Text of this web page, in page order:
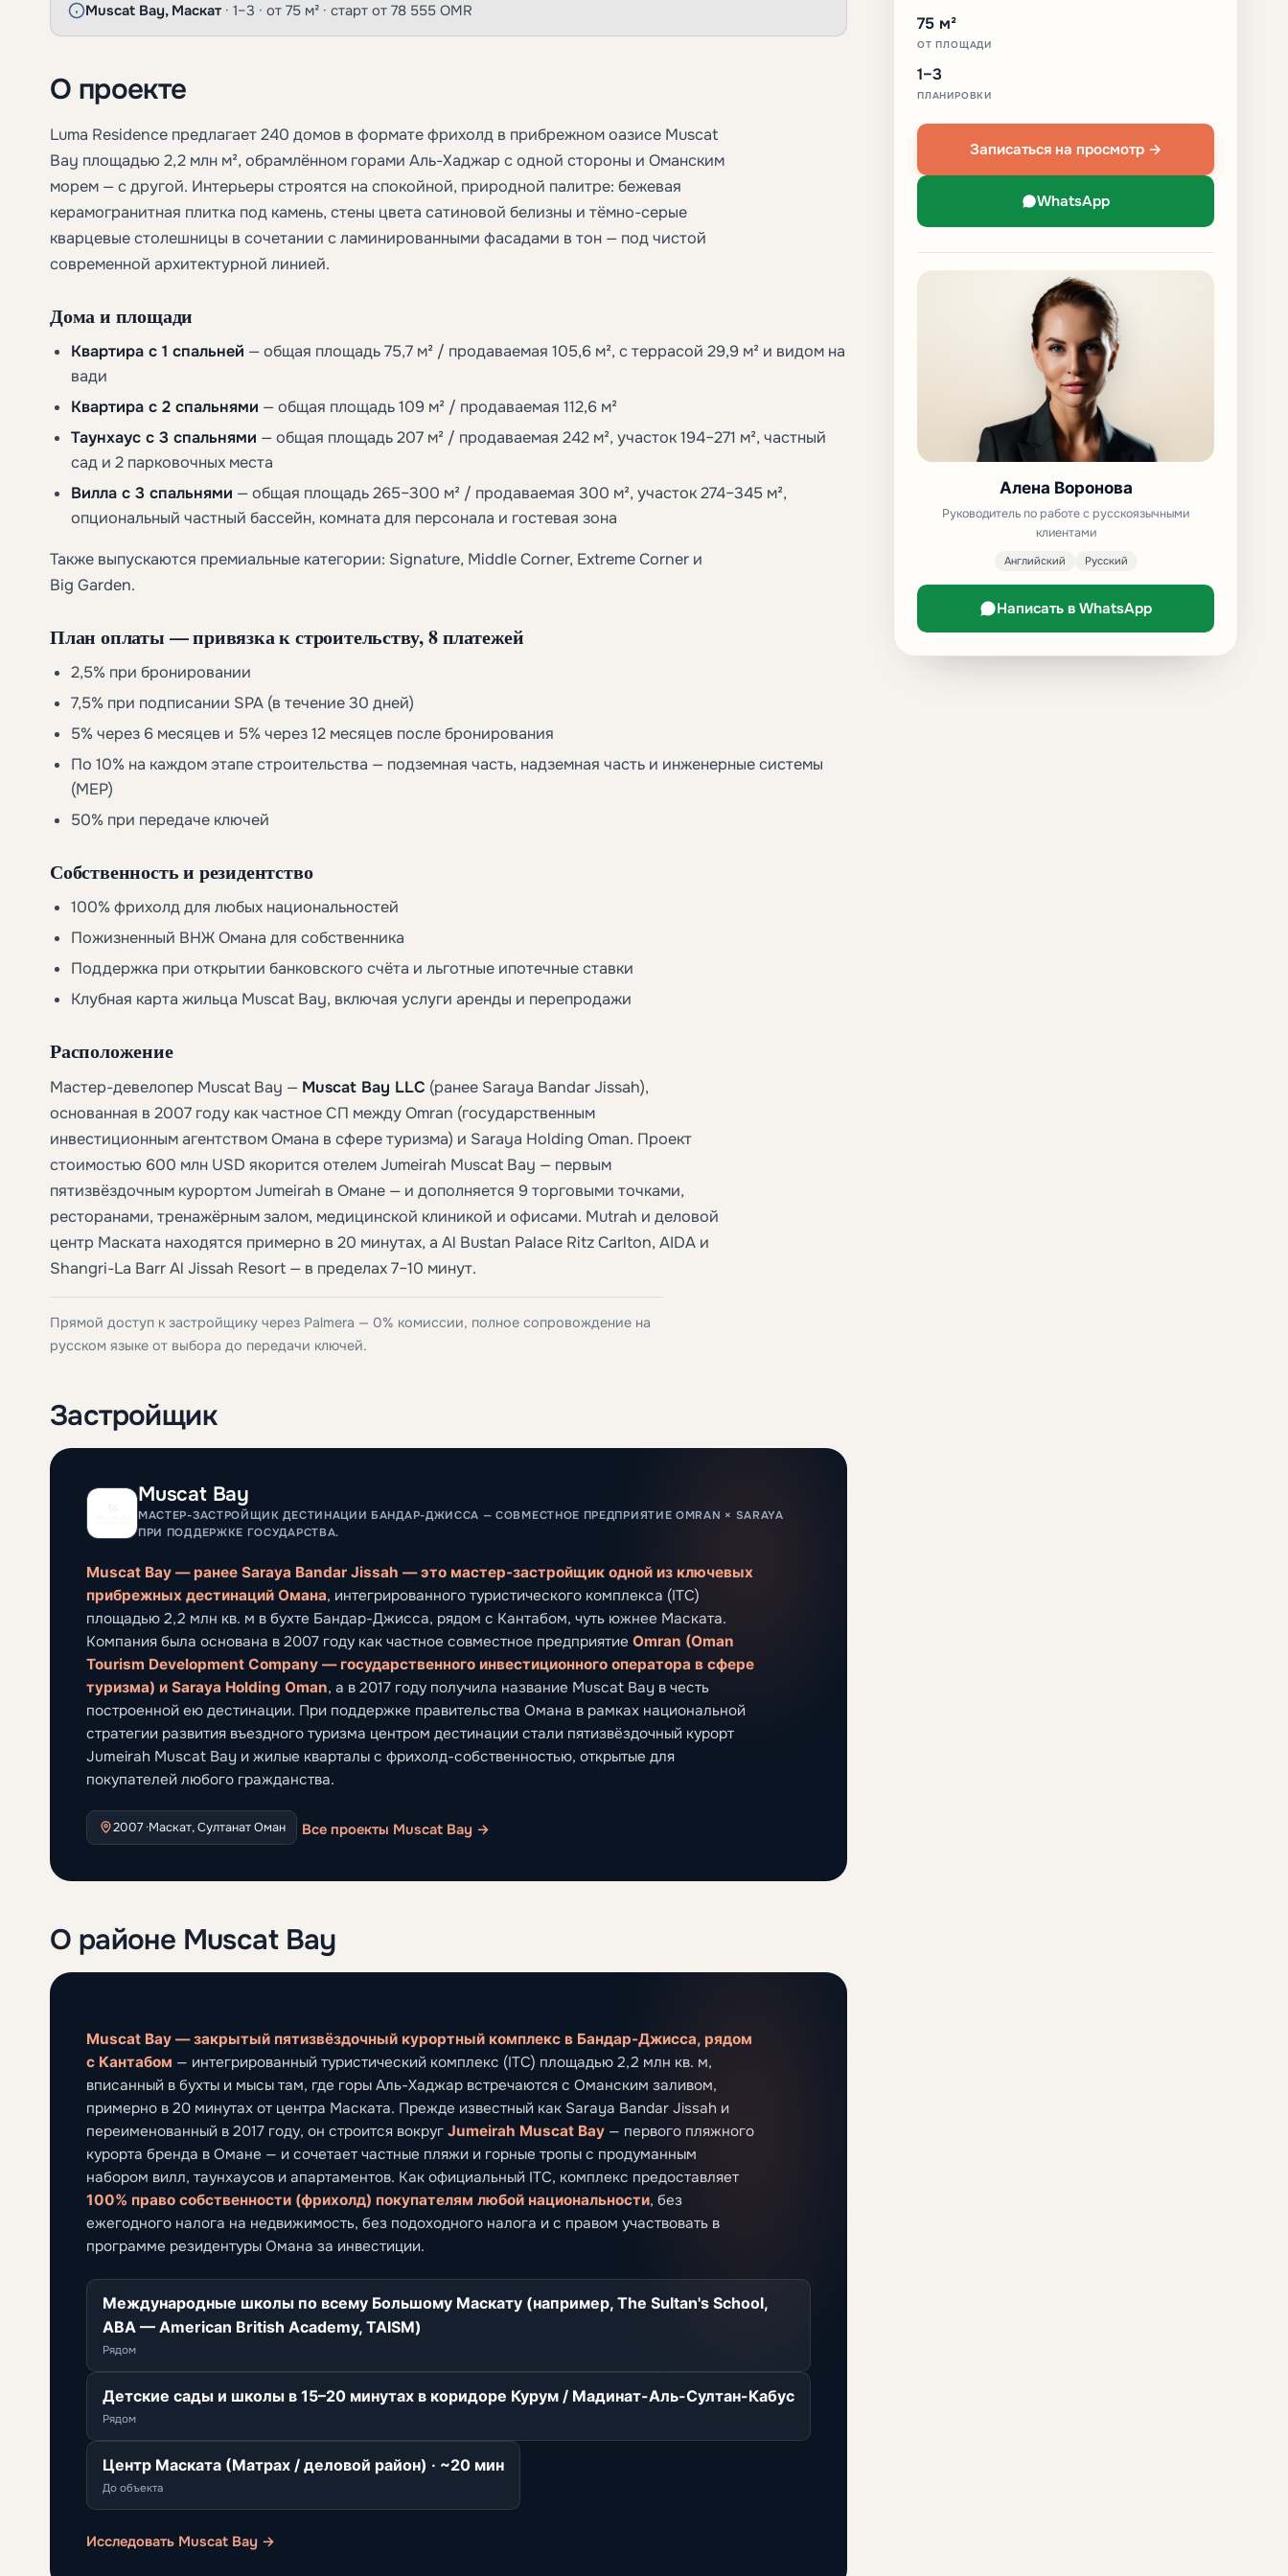
Muscat Bay, Маскат · 1–3 · от 75 м² · старт от 78 555 OMR
О проекте
Luma Residence предлагает 240 домов в формате фрихолд в прибрежном оазисе Muscat
Bay площадью 2,2 млн м², обрамлённом горами Аль-Хаджар с одной стороны и Оманским
морем — с другой. Интерьеры строятся на спокойной, природной палитре: бежевая
керамогранитная плитка под камень, стены цвета сатиновой белизны и тёмно-серые
кварцевые столешницы в сочетании с ламинированными фасадами в тон — под чистой
современной архитектурной линией.
Дома и площади
Квартира с 1 спальней — общая площадь 75,7 м² / продаваемая 105,6 м², с террасой 29,9 м² и видом на
вади
Квартира с 2 спальнями — общая площадь 109 м² / продаваемая 112,6 м²
Таунхаус с 3 спальнями — общая площадь 207 м² / продаваемая 242 м², участок 194–271 м², частный
сад и 2 парковочных места
Вилла с 3 спальнями — общая площадь 265–300 м² / продаваемая 300 м², участок 274–345 м²,
опциональный частный бассейн, комната для персонала и гостевая зона
Также выпускаются премиальные категории: Signature, Middle Corner, Extreme Corner и
Big Garden.
План оплаты — привязка к строительству, 8 платежей
2,5% при бронировании
7,5% при подписании SPA (в течение 30 дней)
5% через 6 месяцев и 5% через 12 месяцев после бронирования
По 10% на каждом этапе строительства — подземная часть, надземная часть и инженерные системы
(MEP)
50% при передаче ключей
Собственность и резидентство
100% фрихолд для любых национальностей
Пожизненный ВНЖ Омана для собственника
Поддержка при открытии банковского счёта и льготные ипотечные ставки
Клубная карта жильца Muscat Bay, включая услуги аренды и перепродажи
Расположение
Мастер-девелопер Muscat Bay — Muscat Bay LLC (ранее Saraya Bandar Jissah),
основанная в 2007 году как частное СП между Omran (государственным
инвестиционным агентством Омана в сфере туризма) и Saraya Holding Oman. Проект
стоимостью 600 млн USD якорится отелем Jumeirah Muscat Bay — первым
пятизвёздочным курортом Jumeirah в Омане — и дополняется 9 торговыми точками,
ресторанами, тренажёрным залом, медицинской клиникой и офисами. Mutrah и деловой
центр Маската находятся примерно в 20 минутах, а Al Bustan Palace Ritz Carlton, AIDA и
Shangri-La Barr Al Jissah Resort — в пределах 7–10 минут.
Прямой доступ к застройщику через Palmera — 0% комиссии, полное сопровождение на
русском языке от выбора до передачи ключей.
Застройщик
Muscat Bay
МАСТЕР-ЗАСТРОЙЩИК ДЕСТИНАЦИИ БАНДАР-ДЖИССА — СОВМЕСТНОЕ ПРЕДПРИЯТИЕ OMRAN × SARAYA
ПРИ ПОДДЕРЖКЕ ГОСУДАРСТВА.
Muscat Bay — ранее Saraya Bandar Jissah — это мастер-застройщик одной из ключевых
прибрежных дестинаций Омана, интегрированного туристического комплекса (ITC)
площадью 2,2 млн кв. м в бухте Бандар-Джисса, рядом с Кантабом, чуть южнее Маската.
Компания была основана в 2007 году как частное совместное предприятие Omran (Oman
Tourism Development Company — государственного инвестиционного оператора в сфере
туризма) и Saraya Holding Oman, а в 2017 году получила название Muscat Bay в честь
построенной ею дестинации. При поддержке правительства Омана в рамках национальной
стратегии развития въездного туризма центром дестинации стали пятизвёздочный курорт
Jumeirah Muscat Bay и жилые кварталы с фрихолд-собственностью, открытые для
покупателей любого гражданства.
2007 ·Маскат, Султанат Оман Все проекты Muscat Bay →
О районе Muscat Bay
Muscat Bay — закрытый пятизвёздочный курортный комплекс в Бандар-Джисса, рядом
с Кантабом — интегрированный туристический комплекс (ITC) площадью 2,2 млн кв. м,
вписанный в бухты и мысы там, где горы Аль-Хаджар встречаются с Оманским заливом,
примерно в 20 минутах от центра Маската. Прежде известный как Saraya Bandar Jissah и
переименованный в 2017 году, он строится вокруг Jumeirah Muscat Bay — первого пляжного
курорта бренда в Омане — и сочетает частные пляжи и горные тропы с продуманным
набором вилл, таунхаусов и апартаментов. Как официальный ITC, комплекс предоставляет
100% право собственности (фрихолд) покупателям любой национальности, без
ежегодного налога на недвижимость, без подоходного налога и с правом участвовать в
программе резидентуры Омана за инвестиции.
Международные школы по всему Большому Маскату (например, The Sultan's School,
ABA — American British Academy, TAISM)
Рядом
Детские сады и школы в 15–20 минутах в коридоре Курум / Мадинат-Аль-Султан-Кабус
Рядом
Центр Маската (Матрах / деловой район) · ~20 мин
До объекта
Исследовать Muscat Bay →
75 м²
ОТ ПЛОЩАДИ
1–3
ПЛАНИРОВКИ
Записаться на просмотр →
WhatsApp
Алена Воронова
Руководитель по работе с русскоязычными
клиентами
Английский Русский
Написать в WhatsApp